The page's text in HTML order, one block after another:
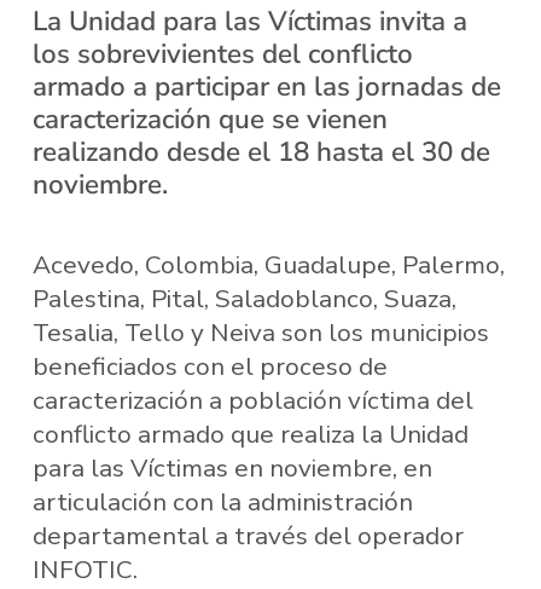
La Unidad para las Víctimas invita a
los sobrevivientes del conflicto
armado a participar en las jornadas de
caracterización que se vienen
realizando desde el 18 hasta el 30 de
noviembre.
Acevedo, Colombia, Guadalupe, Palermo,
Palestina, Pital, Saladoblanco, Suaza,
Tesalia, Tello y Neiva son los municipios
beneficiados con el proceso de
caracterización a población víctima del
conflicto armado que realiza la Unidad
para las Víctimas en noviembre, en
articulación con la administración
departamental a través del operador
INFOTIC.